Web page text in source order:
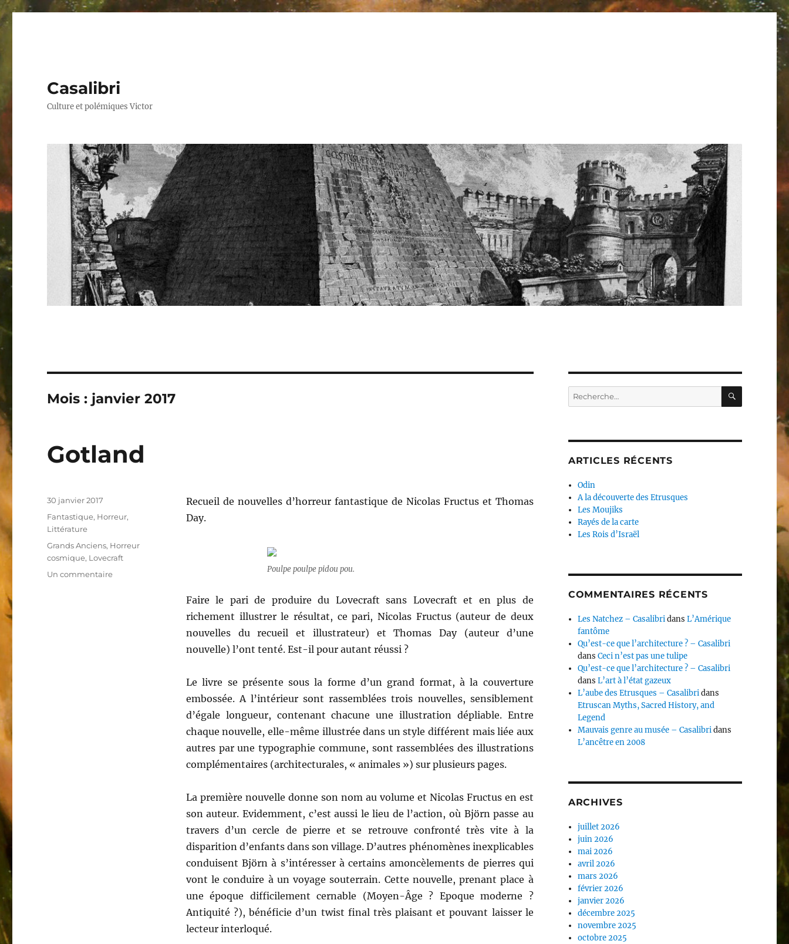
Casalibri
Culture et polémiques Victor
Mois : janvier 2017
Gotland
Recueil de nouvelles d’horreur fantastique de Nicolas Fructus et Thomas
Day.
Poulpe poulpe pidou pou.
Faire le pari de produire du Lovecraft sans Lovecraft et en plus de
richement illustrer le résultat, ce pari, Nicolas Fructus (auteur de deux
nouvelles du recueil et illustrateur) et Thomas Day (auteur d’une
nouvelle) l’ont tenté. Est-il pour autant réussi ?
Le livre se présente sous la forme d’un grand format, à la couverture
embossée. A l’intérieur sont rassemblées trois nouvelles, sensiblement
d’égale longueur, contenant chacune une illustration dépliable. Entre
chaque nouvelle, elle-même illustrée dans un style différent mais liée aux
autres par une typographie commune, sont rassemblées des illustrations
complémentaires (architecturales, « animales ») sur plusieurs pages.
La première nouvelle donne son nom au volume et Nicolas Fructus en est
son auteur. Evidemment, c’est aussi le lieu de l’action, où Björn passe au
travers d’un cercle de pierre et se retrouve confronté très vite à la
disparition d’enfants dans son village. D’autres phénomènes inexplicables
conduisent Björn à s’intéresser à certains amoncèlements de pierres qui
vont le conduire à un voyage souterrain. Cette nouvelle, prenant place à
une époque difficilement cernable (Moyen-Âge ? Epoque moderne ?
Antiquité ?), bénéficie d’un twist final très plaisant et pouvant laisser le
lecteur interloqué.
Publié
le
30 janvier 2017
Catégories
Fantastique, Horreur,
Littérature
Étiquettes
Grands Anciens, Horreur
cosmique, Lovecraft
Un commentaire
Recherche
pour :
ARTICLES RÉCENTS
Odin
A la découverte des Etrusques
Les Moujiks
Rayés de la carte
Les Rois d’Israël
COMMENTAIRES RÉCENTS
Les Natchez – CasalibridansL’Amérique
fantôme
Qu’est-ce que l’architecture ? – Casalibri
dansCeci n’est pas une tulipe
Qu’est-ce que l’architecture ? – Casalibri
dansL’art à l’état gazeux
L’aube des Etrusques – Casalibridans
Etruscan Myths, Sacred History, and
Legend
Mauvais genre au musée – Casalibridans
L’ancêtre en 2008
ARCHIVES
juillet 2026
juin 2026
mai 2026
avril 2026
mars 2026
février 2026
janvier 2026
décembre 2025
novembre 2025
octobre 2025